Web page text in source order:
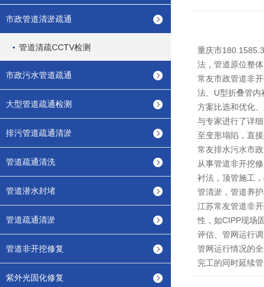
市政管道清淤疏通
管道清疏CCTV检测
市政污水管道疏通
大型管道疏通检测
排污管道疏通清淤
管道疏通清洗
管道潜水封堵
管道疏通清淤
管道非开挖修复
紫外光固化修复
重庆市
法，管道原位整
常友市政管道非
法、U型折叠管内
方案比选和优化
与专家进行了详
至变形塌陷，直
常友排水污水市
从事管道非开挖
衬法，顶管施工
管清淤，管道养
江苏常友管道非
性，如CIPP现场
评估、管网运行
管网运行情况的
完工的同时延续